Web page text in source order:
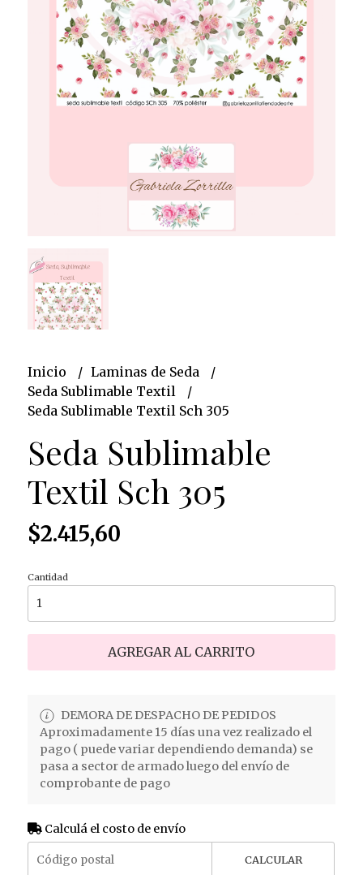
Inicio
Laminas de Seda
Seda Sublimable Textil
Seda Sublimable Textil Sch 305
Seda Sublimable
Textil Sch 305
$2.415,60
Cantidad
AGREGAR AL CARRITO
DEMORA DE DESPACHO DE PEDIDOS
Aproximadamente 15 días una vez realizado el
pago ( puede variar dependiendo demanda) se
pasa a sector de armado luego del envío de
comprobante de pago
Calculá el costo de envío
CALCULAR